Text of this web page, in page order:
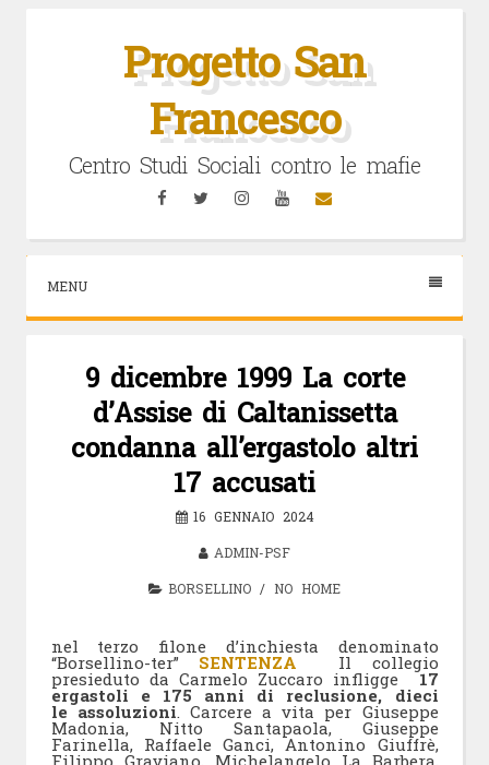
Progetto San
Francesco
Centro Studi Sociali contro le mafie
FacebookTwitterInstagramYouTubeEmail
MENU
9 dicembre 1999 La corte
d’Assise di Caltanissetta
condanna all’ergastolo altri
17 accusati
16 GENNAIO 2024
ADMIN-PSF
BORSELLINO / NO HOME
nel terzo filone d’inchiesta denominato
“Borsellino-ter” SENTENZA Il collegio
presieduto da Carmelo Zuccaro infligge17
ergastoli e 175 anni di reclusione, dieci
le assoluzioni. Carcere a vita per Giuseppe
Madonia, Nitto Santapaola, Giuseppe
Farinella, Raffaele Ganci, Antonino Giuffrè,
Filippo Graviano, Michelangelo La Barbera,